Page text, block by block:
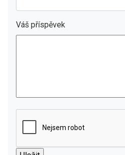
Váš příspěvek